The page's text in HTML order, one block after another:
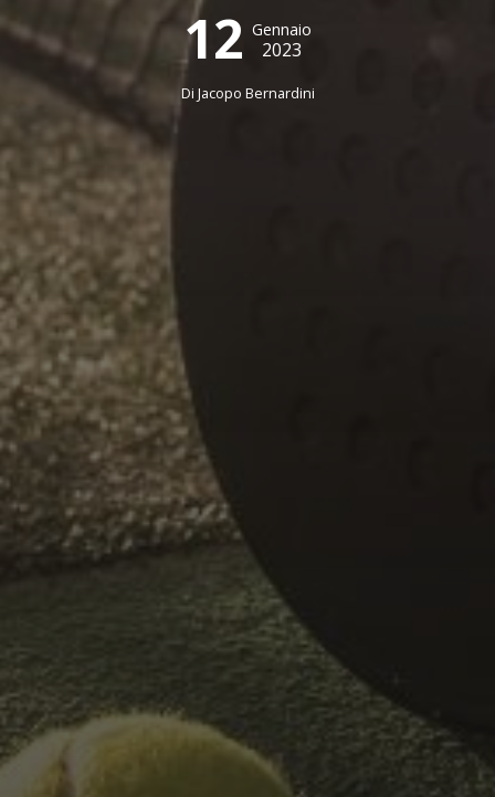
12 Gennaio
2023
Di Jacopo Bernardini